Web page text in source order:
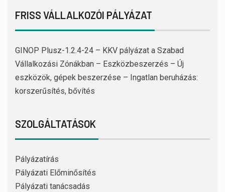
FRISS VÁLLALKOZÓI PÁLYÁZAT
GINOP Plusz-1.2.4-24 – KKV pályázat a Szabad
Vállalkozási Zónákban – Eszközbeszerzés – Új
eszközök, gépek beszerzése – Ingatlan beruházás:
korszerűsítés, bővítés
SZOLGÁLTATÁSOK
Pályázatírás
Pályázati Előminősítés
Pályázati tanácsadás